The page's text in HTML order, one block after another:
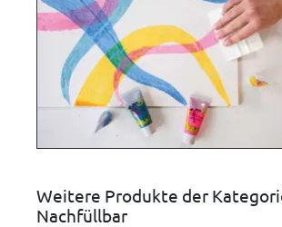
Weitere Produkte der
Nachfüllbar